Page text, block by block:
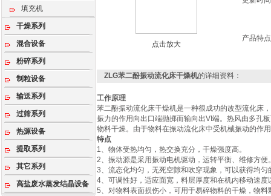
填充机
干燥系列
混合设备
粉碎系列
制粒设备
输送系列
过筛系列
热源设备
提取系列
其它系列
高盐废水蒸发结晶设备
点击放大
产品特
ZLG苯二酚振动流化床干燥机的详细资料：
工作原理
苯二酚振动流化床干燥机是一种很成功的改型流化床
振力的作用向出口端抛掷而输向出VI端。热风由多孔
物料干燥。由于物料在振动流化床中受机械振动的作
特点
1、物体受热均匀，热交换充分，干燥强度高。
2、振动源是采用振动电机驱动，运转平衡、维修方便
3、流态化均匀，无死空隙和吹穿现象，可以获得均
4、可调性好，适应面宽，料层厚度和在机内移动速
5、对物料表面损伤小，可用于易碎物料的干燥，物